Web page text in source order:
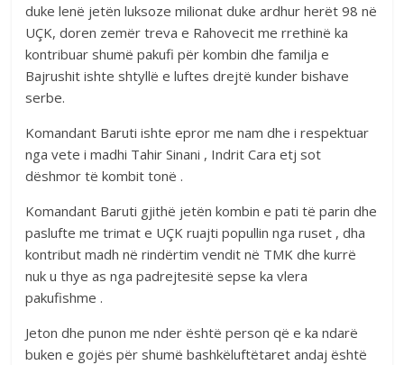
duke lenë jetën luksoze milionat duke ardhur herët 98 në
UÇK, doren zemër treva e Rahovecit me rrethinë ka
kontribuar shumë pakufi për kombin dhe familja e
Bajrushit ishte shtyllë e luftes drejtë kunder bishave
serbe.
Komandant Baruti ishte epror me nam dhe i respektuar
nga vete i madhi Tahir Sinani , Indrit Cara etj sot
dëshmor të kombit tonë .
Komandant Baruti gjithë jetën kombin e pati të parin dhe
paslufte me trimat e UÇK ruajti popullin nga ruset , dha
kontribut madh në rindërtim vendit në TMK dhe kurrë
nuk u thye as nga padrejtesitë sepse ka vlera
pakufishme .
Jeton dhe punon me nder është person që e ka ndarë
buken e gojës për shumë bashkëluftëtaret andaj është